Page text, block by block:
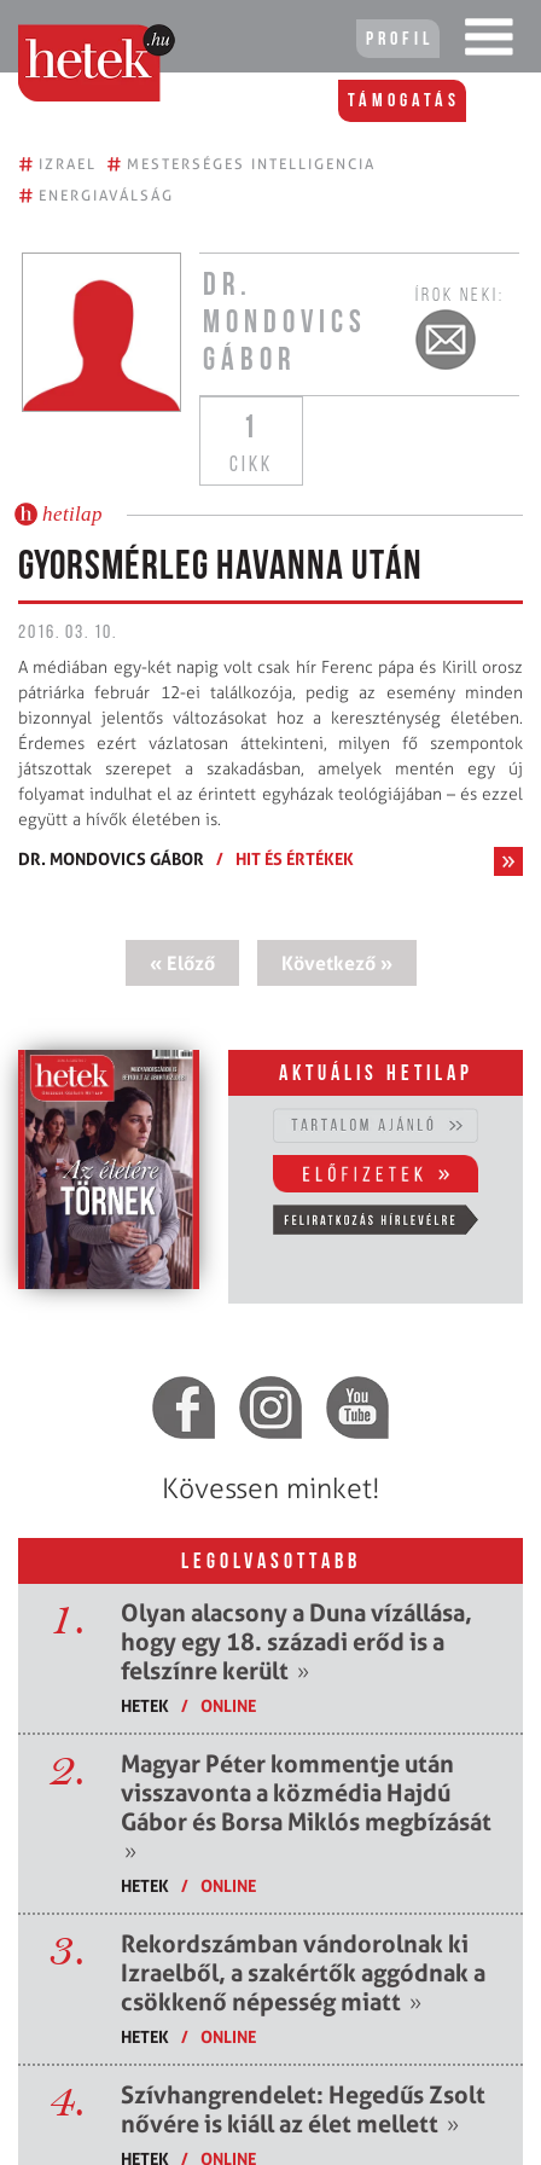
Profil
Támogatás
# IZRAEL # MESTERSÉGES INTELLIGENCIA
# ENERGIAVÁLSÁG
DR.
MONDOVICS
GÁBOR
ÍROK NEKI:
1
CIKK
hetilap
GYORSMÉRLEG HAVANNA UTÁN
2016. 03. 10.
A médiában egy-két napig volt csak hír Ferenc pápa és Kirill orosz
pátriárka február 12-ei találkozója, pedig az esemény minden
bizonnyal jelentős változásokat hoz a kereszténység életében.
Érdemes ezért vázlatosan áttekinteni, milyen fő szempontok
játszottak szerepet a szakadásban, amelyek mentén egy új
folyamat indulhat el az érintett egyházak teológiájában – és ezzel
együtt a hívők életében is.
DR. MONDOVICS GÁBOR
/ HIT ÉS ÉRTÉKEK
« Előző Következő »
Aktuális hetilap
Kövessen minket!
LEGOLVASOTTABB
1.
Olyan alacsony a Duna vízállása,
hogy egy 18. századi erőd is a
felszínre került »
HETEK / ONLINE
2.
Magyar Péter kommentje után
visszavonta a közmédia Hajdú
Gábor és Borsa Miklós megbízását
»
HETEK / ONLINE
3.
Rekordszámban vándorolnak ki
Izraelből, a szakértők aggódnak a
csökkenő népesség miatt »
HETEK / ONLINE
4.
Szívhangrendelet: Hegedűs Zsolt
nővére is kiáll az élet mellett »
HETEK / ONLINE